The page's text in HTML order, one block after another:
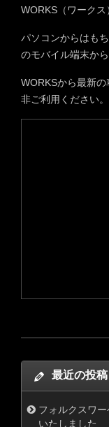
WORKS（ワークス
パソコンからはも
のモバイル端末か
WORKSから最新
非ご利用ください。
最近の投稿
フォルクスワ
いたしました